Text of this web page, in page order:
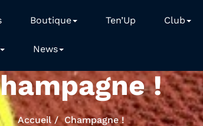
Boutique Ten’Up Club
News
!
Accueil Champagne !